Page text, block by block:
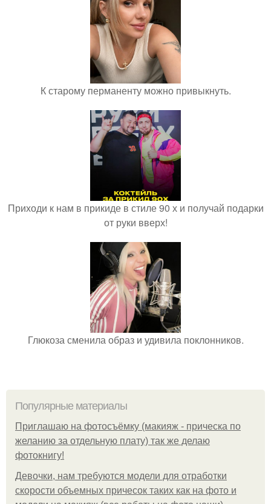
К старому перманенту можно привыкнуть.
Приходи к нам в прикиде в стиле 90 х и получай подарки
от руки вверх!
Глюкоза сменила образ и удивила поклонников.
Популярные материалы
Приглашаю на фотосъёмку (макияж - прическа по
желанию за отдельную плату) так же делаю
фотокнигу!
Девочки, нам требуются модели для отработки
скорости объемных причесок таких как на фото и